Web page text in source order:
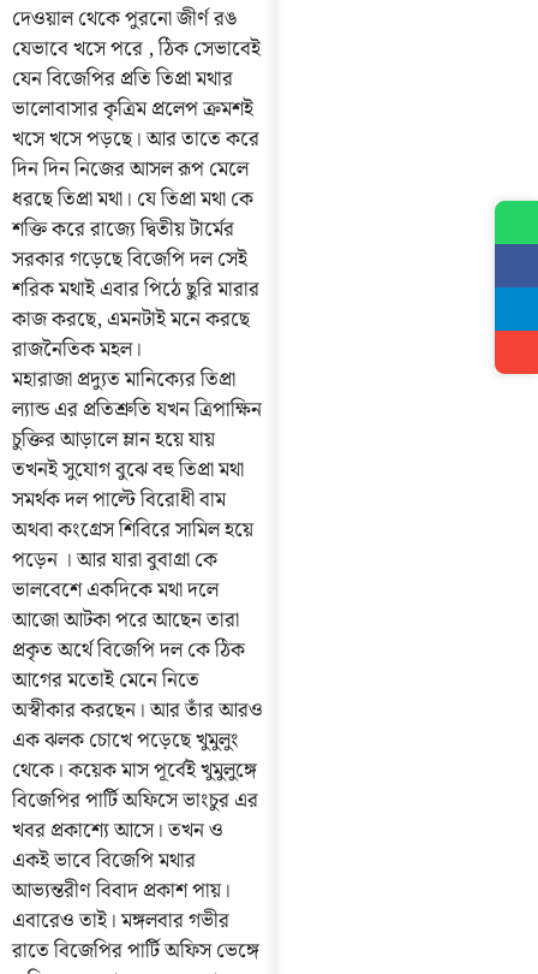
দেওয়াল থেকে পুরনো জীর্ণ রঙ
যেভাবে খসে পরে , ঠিক সেভাবেই
যেন বিজেপির প্রতি তিপ্রা মথার
ভালোবাসার কৃত্রিম প্রলেপ ক্রমশই
খসে খসে পড়ছে। আর তাতে করে
দিন দিন নিজের আসল রূপ মেলে
ধরছে তিপ্রা মথা। যে তিপ্রা মথা কে
শক্তি করে রাজ্যে দ্বিতীয় টার্মের
সরকার গড়েছে বিজেপি দল সেই
শরিক মথাই এবার পিঠে ছুরি মারার
কাজ করছে, এমনটাই মনে করছে
রাজনৈতিক মহল।
মহারাজা প্রদ্যুত মানিক্যের তিপ্রা
ল্যান্ড এর প্রতিশ্রুতি যখন ত্রিপাক্ষিন
চুক্তির আড়ালে ম্লান হয়ে যায়
তখনই সুযোগ বুঝে বহু তিপ্রা মথা
সমর্থক দল পাল্টে বিরোধী বাম
অথবা কংগ্রেস শিবিরে সামিল হয়ে
পড়েন । আর যারা বুবাগ্রা কে
ভালবেশে একদিকে মথা দলে
আজো আটকা পরে আছেন তারা
প্রকৃত অর্থে বিজেপি দল কে ঠিক
আগের মতোই মেনে নিতে
অস্বীকার করছেন। আর তাঁর আরও
এক ঝলক চোখে পড়েছে খুমুলুং
থেকে। কয়েক মাস পূর্বেই খুমুলুঙ্গে
বিজেপির পার্টি অফিসে ভাংচুর এর
খবর প্রকাশ্যে আসে। তখন ও
একই ভাবে বিজেপি মথার
আভ্যন্তরীণ বিবাদ প্রকাশ পায়।
এবারেও তাই। মঙ্গলবার গভীর
রাতে বিজেপির পার্টি অফিস ভেঙ্গে